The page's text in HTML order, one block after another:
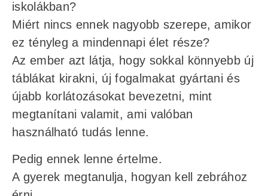
iskolákban?
Miért nincs ennek nagyobb szerepe, amikor
ez tényleg a mindennapi élet része?
Az ember azt látja, hogy sokkal könnyebb új
táblákat kirakni, új fogalmakat gyártani és
újabb korlátozásokat bevezetni, mint
megtanítani valamit, ami valóban
használható tudás lenne.
Pedig ennek lenne értelme.
A gyerek megtanulja, hogyan kell zebrához